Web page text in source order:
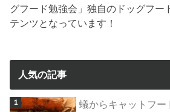
グフード勉強会」独自のドッグフー
テンツとなっています！
人気の記事
蟻からキャットフー